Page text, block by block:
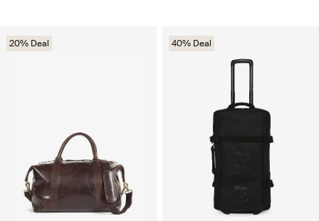
20% Deal 40% Deal